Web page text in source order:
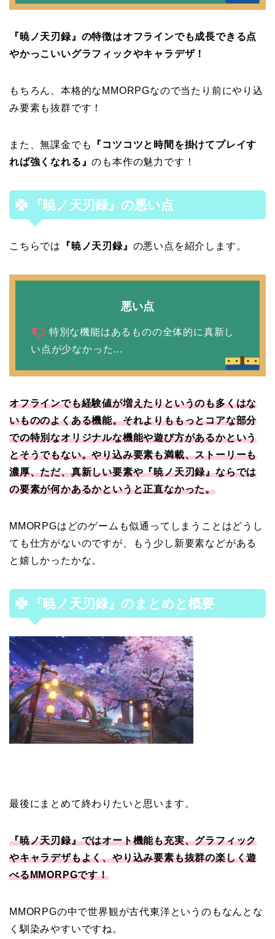
『暁ノ天刃録』の特徴はオフラインでも成長できる点
やかっこいいグラフィックやキャラデザ！
もちろん、本格的なMMORPGなので当たり前にやり込
み要素も抜群です！
また、無課金でも
『コツコツと時間を掛けてプレイす
れば強くなれる』のも本作の魅力です！
『暁ノ天刃録』 の悪い点
こちらでは 『暁ノ天刃録』 の悪い点を紹介します。
悪い点
特別な機能はあるものの全体的に真新し
い点が少なかった…
オフラインでも経験値が増えたりというのも多くはな
いもののよくある機能。それよりももっとコアな部分
での特別なオリジナルな機能や遊び方があるかという
とそうでもない。やり込み要素も満載、ストーリーも
濃厚、ただ、真新しい要素や『暁ノ天刃録』ならでは
の要素が何かあるかというと正直なかった。
MMORPGはどのゲームも似通ってしまうことはどうし
ても仕方がないのですが、もう少し新要素などがある
と嬉しかったかな。
『暁ノ天刃録』 のまとめと概要
最後にまとめて終わりたいと思います。
『暁ノ天刃録』ではオート機能も充実、グラフィック
やキャラデザもよく、やり込み要素も抜群の楽しく遊
べるMMORPGです！
MMORPGの中で世界観が古代東洋というのもなんとな
く馴染みやすいですね。